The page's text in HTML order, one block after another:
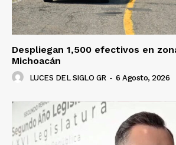
Despliegan 1,500 efectivos en
Michoacán
LUCES DEL SIGLO GR - 6 Agosto, 2026